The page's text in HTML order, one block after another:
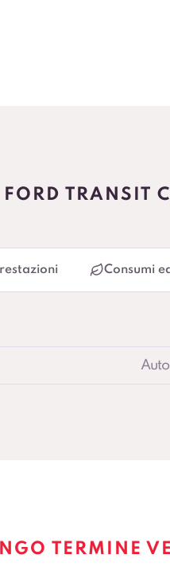
TRANSIT
Consumi
TERMINE